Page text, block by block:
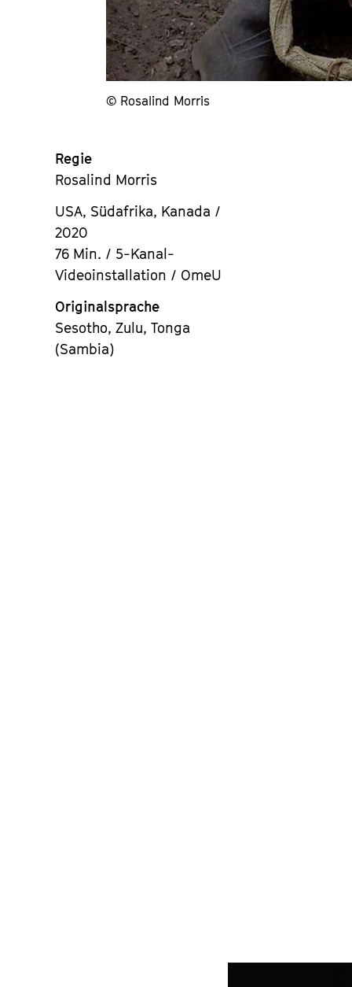
© Rosalind Morris
Regie
Rosalind Morris
USA, Südafrika, Kanada /
2020
76 Min. / 5-Kanal-
Videoinstallation / OmeU
Originalsprache
Sesotho, Zulu, Tonga
(Sambia)